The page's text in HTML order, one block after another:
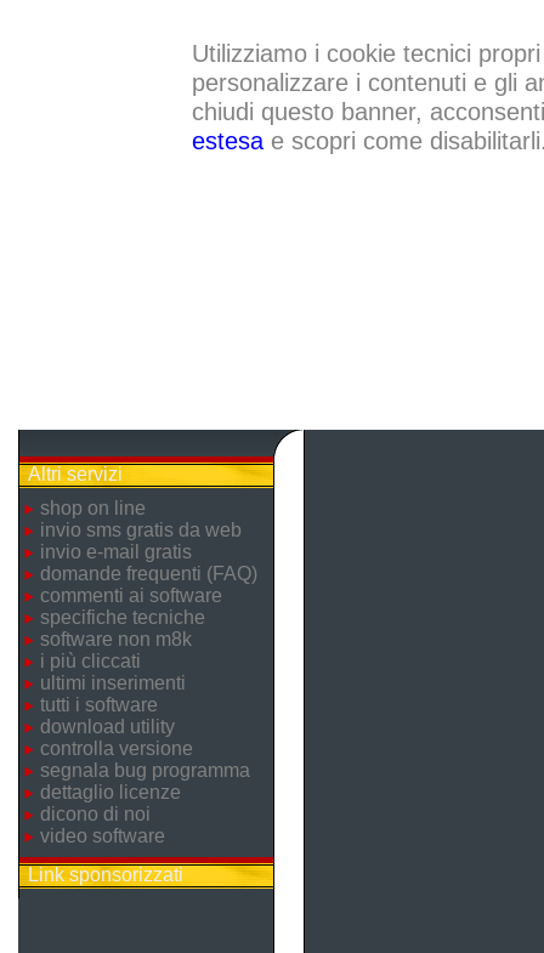
Utilizziamo i cookie tecnici
personalizzare i contenuti e gli
chiudi questo banner,
estesae scopri come
Altri servizi
shop on line
invio sms gratis da web
invio e-mail gratis
domande frequenti (FAQ)
commenti ai software
specifiche tecniche
software non m8k
i più cliccati
ultimi inserimenti
tutti i software
download utility
controlla versione
segnala bug programma
dettaglio licenze
dicono di noi
video software
Link sponsorizzati